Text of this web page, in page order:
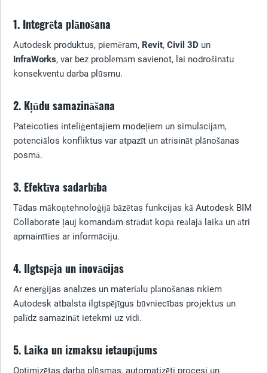
1. Integrēta plānošana
Autodesk produktus, piemēram, Revit, Civil 3D un
InfraWorks, var bez problēmām savienot, lai nodrošinātu
konsekventu darba plūsmu.
2. Kļūdu samazināšana
Pateicoties inteliģentajiem modeļiem un simulācijām,
potenciālos konfliktus var atpazīt un atrisināt plānošanas
posmā.
3. Efektīva sadarbība
Tādas mākoņtehnoloģijā bāzētas funkcijas kā Autodesk BIM
Collaborate ļauj komandām strādāt kopā reālajā laikā un ātri
apmainīties ar informāciju.
4. Ilgtspēja un inovācijas
Ar enerģijas analīzes un materiālu plānošanas rīkiem
Autodesk atbalsta ilgtspējīgus būvniecības projektus un
palīdz samazināt ietekmi uz vidi.
5. Laika un izmaksu ietaupījums
Optimizētas darba plūsmas, automatizēti procesi un